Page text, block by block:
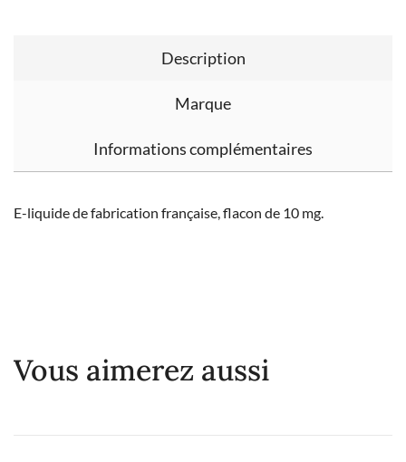
Description
Marque
Informations complémentaires
E-liquide de fabrication française, flacon de 10 mg.
Vous aimerez aussi